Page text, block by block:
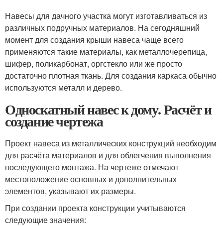
Навесы для дачного участка могут изготавливаться из
различных подручных материалов. На сегодняшний
момент для создания крыши навеса чаще всего
применяются такие материалы, как металлочерепица,
шифер, поликарбонат, оргстекло или же просто
достаточно плотная ткань. Для создания каркаса обычно
используются металл и дерево.
Односкатный навес к дому. Расчёт и
создание чертежа
Проект навеса из металлических конструкций необходим
для расчёта материалов и для облегчения выполнения
последующего монтажа. На чертеже отмечают
местоположение основных и дополнительных
элементов, указывают их размеры.
При создании проекта конструкции учитываются
следующие значения: